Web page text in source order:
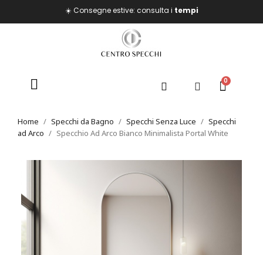
☀️ Consegne estive: consulta i tempi
Home Specchi da Bagno Specchi Senza Luce
Specchi
ad Arco
Specchio Ad Arco Bianco Minimalista Portal White